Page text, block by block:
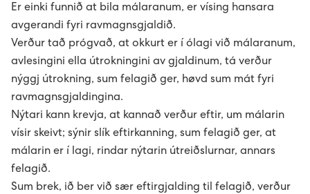
Er einki funnið at bila málaranum, er vísing hansara
avgerandi fyri ravmagnsgjaldið.
Verður tað prógvað, at okkurt er í ólagi við málaranum,
avlesingini ella útrokningini av gjaldinum, tá verður
nýggj útrokning, sum felagið ger, høvd sum mát fyri
ravmagnsgjaldingina.
Nýtari kann krevja, at kannað verður eftir, um málarin
vísir skeivt; sýnir slík eftirkanning, sum felagið ger, at
málarin er í lagi, rindar nýtarin útreiðslurnar, annars
felagið.
Sum brek, ið ber við sær eftirgjalding til felagið, verður